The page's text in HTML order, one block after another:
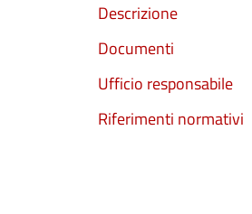
Descrizione
Documenti
Ufficio responsabile
Riferimenti normativi